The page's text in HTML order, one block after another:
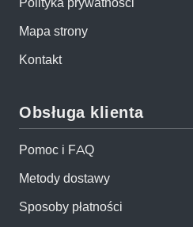
Polityka prywatności
Mapa strony
Kontakt
Obsługa klienta
Pomoc i FAQ
Metody dostawy
Sposoby płatności